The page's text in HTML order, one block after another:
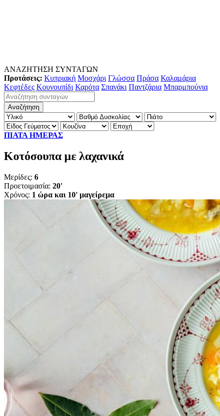
ΑΝΑΖΗΤΗΣΗ ΣΥΝΤΑΓΩΝ
Προτάσεις: Κυπριακή Μοσχάρι Γλώσσα Πράσα Καλαμάρια
Κεφτέδες Κουνουπίδι Καρότα Σπανάκι Παντζάρια Μπαρμπούνια
ΠΙΑΤΑ ΗΜΕΡΑΣ
Κοτόσουπα με λαχανικά
Μερίδες: 6
Προετοιμασία: 20'
Χρόνος: 1 ώρα και 10' μαγείρεμα